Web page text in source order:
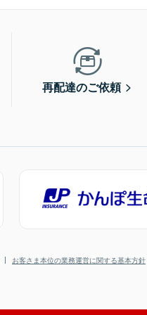
再配達のご依頼
お客さま本位の業務運営に関する基本方針